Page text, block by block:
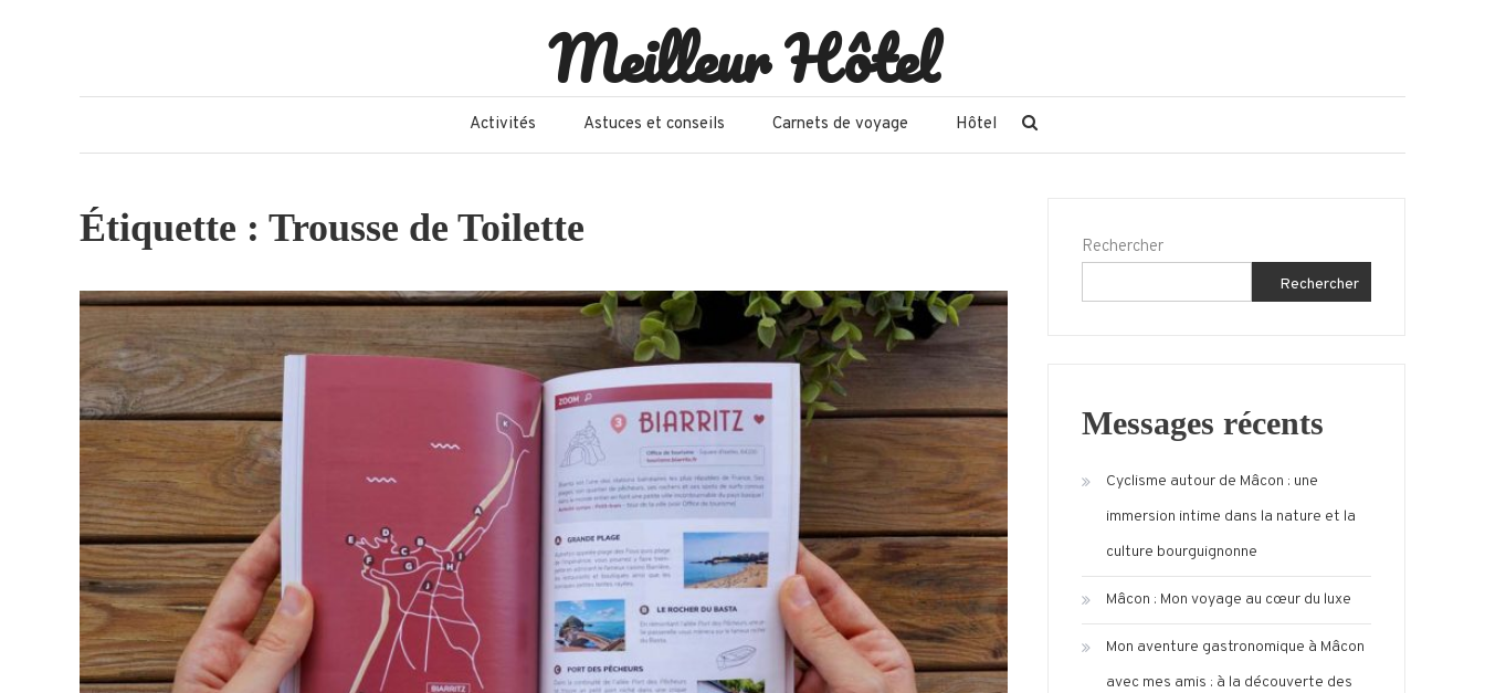
Meilleur Hôtel
Activités Astuces et conseils Carnets de voyage Hôtel
Étiquette : Trousse de Toilette Rechercher
Rechercher
Messages récents
Cyclisme autour de Mâcon : une
immersion intime dans la nature et la
culture bourguignonne
Mâcon : Mon voyage au cœur du luxe
Mon aventure gastronomique à Mâcon
avec mes amis : à la découverte des